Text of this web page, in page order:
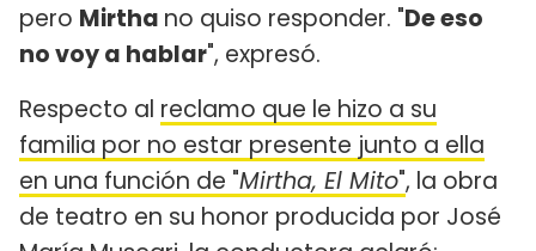
pero Mirtha no quiso responder. "De eso
no voy a hablar", expresó.
Respecto al reclamo que le hizo a su
familia por no estar presente junto a ella
en una función de "Mirtha, El Mito", la obra
de teatro en su honor producida por José